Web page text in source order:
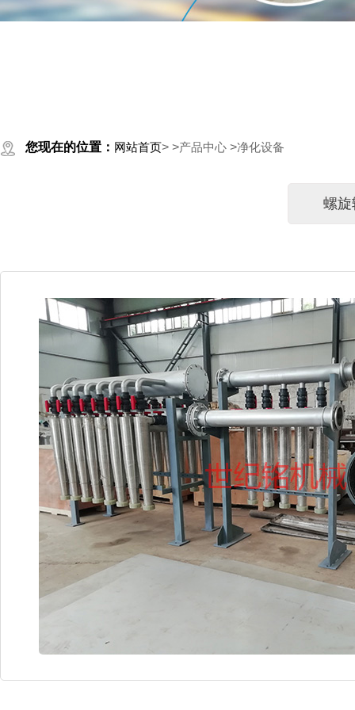
您现在的位置： 网站首页> >产品中心 >净化设备
螺旋